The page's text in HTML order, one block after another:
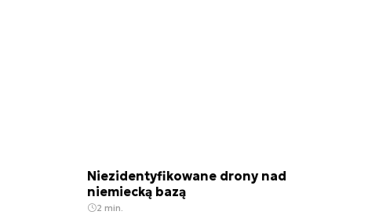
Niezidentyfikowane drony nad
niemiecką bazą
2 min.